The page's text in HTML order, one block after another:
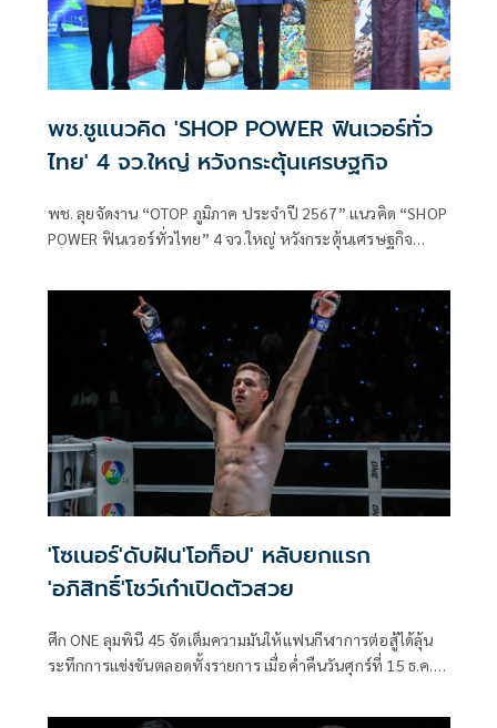
พช.ชูแนวคิด 'SHOP POWER ฟินเวอร์ทั่ว
ไทย' 4 จว.ใหญ่ หวังกระตุ้นเศรษฐกิจ
พช. ลุยจัดงาน “OTOP ภูมิภาค ประจำปี 2567” แนวคิด “SHOP
POWER ฟินเวอร์ทั่วไทย” 4 จว.ใหญ่ หวังกระตุ้นเศรษฐกิจ
'โซเนอร์'ดับฝัน'โอท็อป' หลับยกแรก
'อภิสิทธิ์'โชว์เก๋าเปิดตัวสวย
ศึก ONE ลุมพินี 45 จัดเต็มความมันให้แฟนกีฬาการต่อสู้ได้ลุ้น
ระทึกการแข่งขันตลอดทั้งรายการ เมื่อค่ำคืนวันศุกร์ที่ 15 ธ.ค.ที่
มากความสามารถมาประชันฝีมือกันทั้งสิ้น 11 คู่ ต่างแย่งชิงชัย